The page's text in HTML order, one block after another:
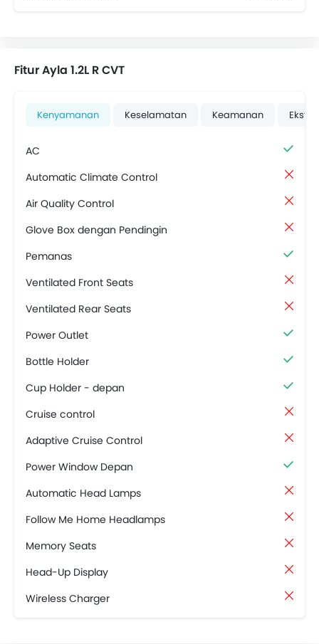
Fitur Ayla 1.2L R CVT
Kenyamanan Keselamatan Keamanan
AC
Automatic Climate Control
Air Quality Control
Glove Box dengan Pendingin
Pemanas
Ventilated Front Seats
Ventilated Rear Seats
Power Outlet
Bottle Holder
Cup Holder - depan
Cruise control
Adaptive Cruise Control
Power Window Depan
Automatic Head Lamps
Follow Me Home Headlamps
Memory Seats
Head-Up Display
Wireless Charger